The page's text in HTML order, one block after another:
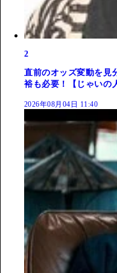
2
直前のオッズ変動を見
裕も必要！【じゃいの
2026年08月04日 11:40